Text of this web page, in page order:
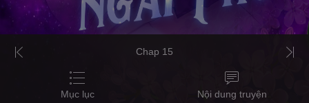
Chap 15
Mục lục Nội dung truyện